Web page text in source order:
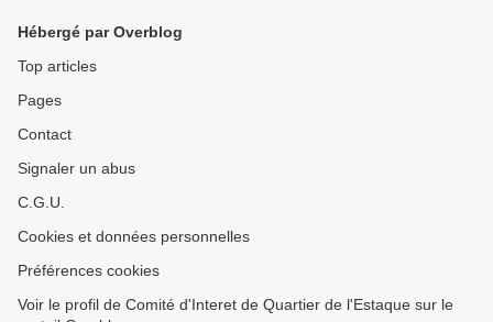
Hébergé par Overblog
Top articles
Pages
Contact
Signaler un abus
C.G.U.
Cookies et données personnelles
Préférences cookies
Voir le profil de Comité d'Interet de Quartier de l'Estaque sur le